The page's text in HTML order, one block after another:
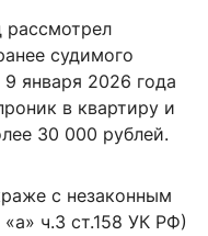
рассмотрел
судимого
января 2026 года
в квартиру и
30 000 рублей.
с незаконным
ч.3 ст.158 УК РФ)